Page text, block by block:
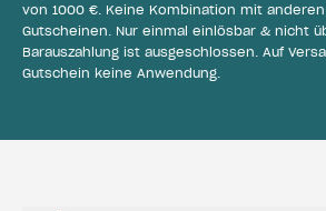
von 1000 €. Keine Kombination mit
Gutscheinen. Nur einmal einlösbar & nicht
Barauszahlung ist ausgeschlossen. Auf
Gutschein keine Anwendung.